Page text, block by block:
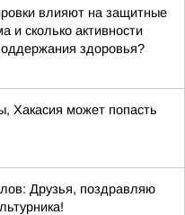
влияют на защитные
и сколько активности
здоровья?
Хакасия может попасть
Друзья, поздравляю